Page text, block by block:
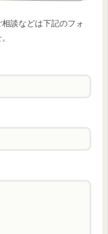
談などは下記のフォ